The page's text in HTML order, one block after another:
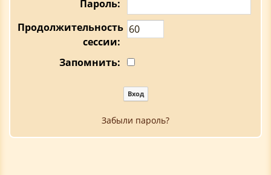
Пароль:
Продолжительность
сессии:
Запомнить:
Забыли пароль?